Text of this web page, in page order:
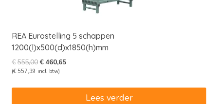
REA Eurostelling 5 schappen
1200(l)x500(d)x1850(h)mm
€555,00Oorspronkelijke
prijs
€460,65Huidige
(€ 557,39 incl. btw)
Lees verder